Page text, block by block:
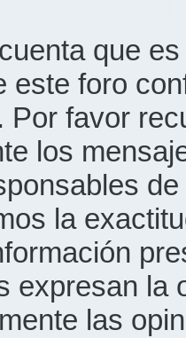
que
este foro
Por favor
los
la
expresan la
las